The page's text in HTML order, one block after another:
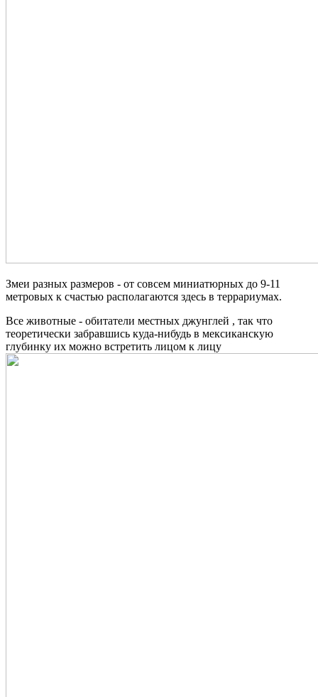
Змеи разных размеров - от совсем миниатюрных до 9-11
метровых к счастью располагаются здесь в террариумах.
Все животные - обитатели местных джунглей , так что
теоретически забравшись куда-нибудь в мексиканскую
глубинку их можно встретить лицом к лицу